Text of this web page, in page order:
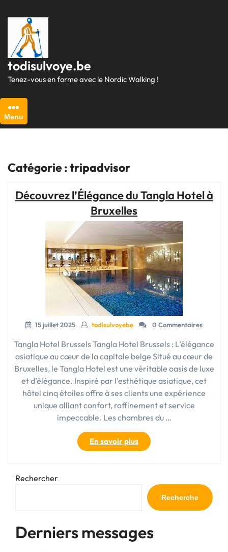
au
contenu
todisulvoye.be
Tenez-vous en forme avec le Nordic Walking !
Menu
Catégorie :tripadvisor
Découvrez l’Élégance du Tangla Hotel à
Bruxelles
15 juillet 2025 todisulvoyebe 0 Commentaires
Tangla Hotel Brussels Tangla Hotel Brussels : L’élégance
asiatique au cœur de la capitale belge Situé au cœur de
Bruxelles, le Tangla Hotel est une véritable oasis de luxe
et d’élégance. Inspiré par l’esthétique asiatique, cet
hôtel cinq étoiles offre à ses clients une expérience
unique alliant confort, raffinement et service
impeccable. Les chambres du …
En savoir plus« Découvrez
l’Élégance
Hotel
Bruxelles »
Rechercher
Recherche
Derniers messages